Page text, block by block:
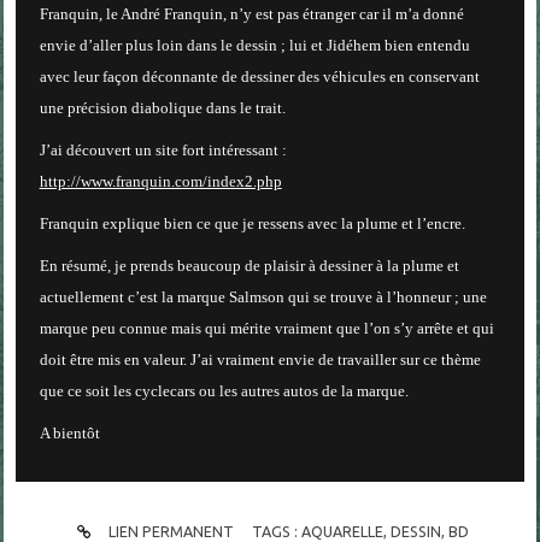
Franquin, le André Franquin, n’y est pas étranger car il m’a donné
envie d’aller plus loin dans le dessin ; lui et Jidéhem bien entendu
avec leur façon déconnante de dessiner des véhicules en conservant
une précision diabolique dans le trait.
J’ai découvert un site fort intéressant :
http://www.franquin.com/index2.php
Franquin explique bien ce que je ressens avec la plume et l’encre.
En résumé, je prends beaucoup de plaisir à dessiner à la plume et
actuellement c’est la marque Salmson qui se trouve à l’honneur ; une
marque peu connue mais qui mérite vraiment que l’on s’y arrête et qui
doit être mis en valeur. J’ai vraiment envie de travailler sur ce thème
que ce soit les cyclecars ou les autres autos de la marque.
A bientôt
LIEN PERMANENT TAGS :AQUARELLE,DESSIN,BD